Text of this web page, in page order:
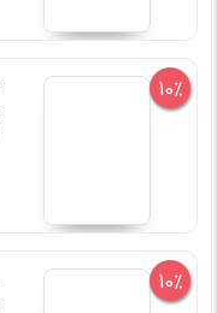
10%
10%